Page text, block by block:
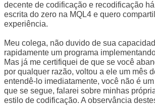
decente de codificação e recodificação
escrita do zero na MQL4 e quero
experiência.
Meu colega, não duvido de sua
rapidamente um programa
Mas já me certifiquei de que se você
por qualquer razão, voltou a ele um mês
entendê-lo imediatamente, você não é
que se segue, falarei sobre minhas
estilo de codificação. A observância